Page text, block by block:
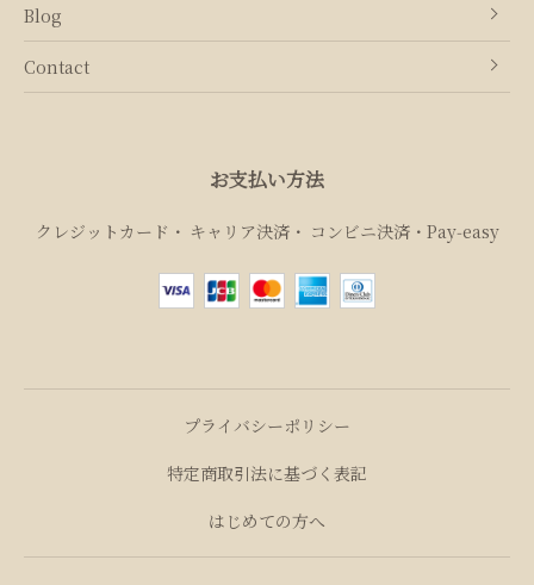
Blog
Contact
お支払い方法
クレジットカード キャリア決済 コンビニ決済・Pay‑easy
プライバシーポリシー
特定商取引法に基づく表記
はじめての方へ